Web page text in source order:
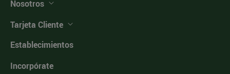
Nosotros
Tarjeta Cliente
Establecimientos
Incorpórate